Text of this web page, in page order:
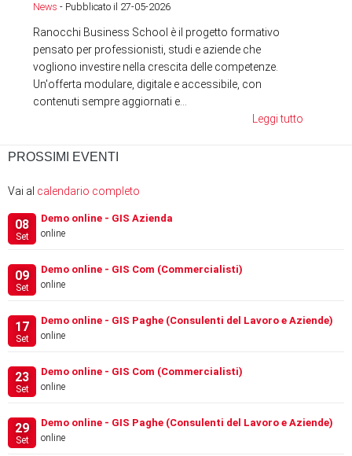
News - Pubblicato il 27-05-2026
Ranocchi Business School è il progetto formativo
pensato per professionisti, studi e aziende che
vogliono investire nella crescita delle competenze.
Un'offerta modulare, digitale e accessibile, con
contenuti sempre aggiornati e...
Leggi tutto
PROSSIMI EVENTI
Vai al calendario completo
08
Set
Demo online - GIS Azienda
online
09
Set
Demo online - GIS Com (Commercialisti)
online
17
Set
Demo online - GIS Paghe (Consulenti del Lavoro e Aziende)
online
23
Set
Demo online - GIS Com (Commercialisti)
online
29
Set
Demo online - GIS Paghe (Consulenti del Lavoro e Aziende)
online